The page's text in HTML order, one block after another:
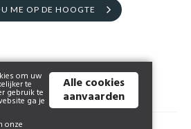
ME OP DE HOOGTE
om uw
te
gebruik te
ga je
onze
Alle cookies
aanvaarden